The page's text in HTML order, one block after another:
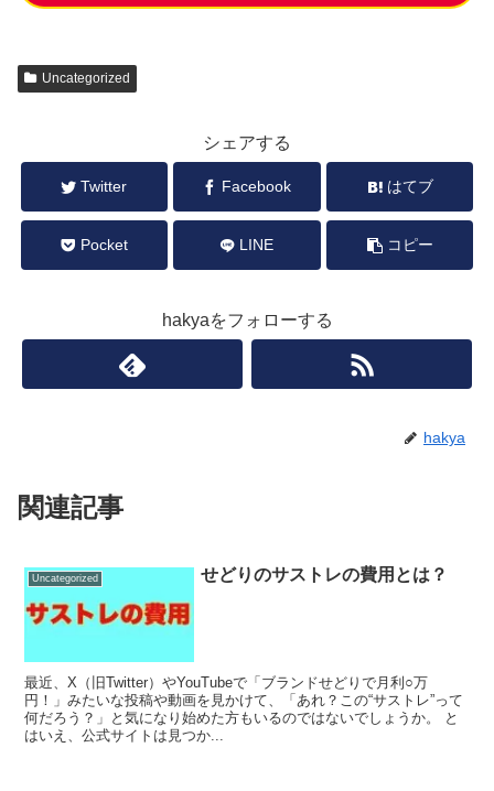
Uncategorized
シェアする
Twitter Facebook はてブ
Pocket LINE コピー
hakyaをフォローする
hakya
関連記事
Uncategorized せどりのサストレの費用とは？
最近、X（旧Twitter）やYouTubeで「ブランドせどりで月利○万
円！」みたいな投稿や動画を見かけて、「あれ？この“サストレ”って
何だろう？」と気になり始めた方もいるのではないでしょうか。 と
はいえ、公式サイトは見つか...